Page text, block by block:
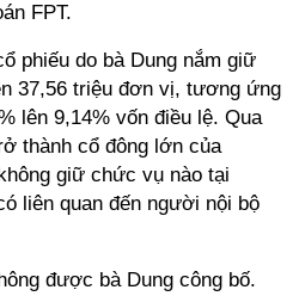
FPT.
phiếu do bà Dung nắm giữ
37,56 triệu đơn vị, tương ứng
lên 9,14% vốn điều lệ. Qua
thành cổ đông lớn của
giữ chức vụ nào tại
liên quan đến người nội bộ
được bà Dung công bố.